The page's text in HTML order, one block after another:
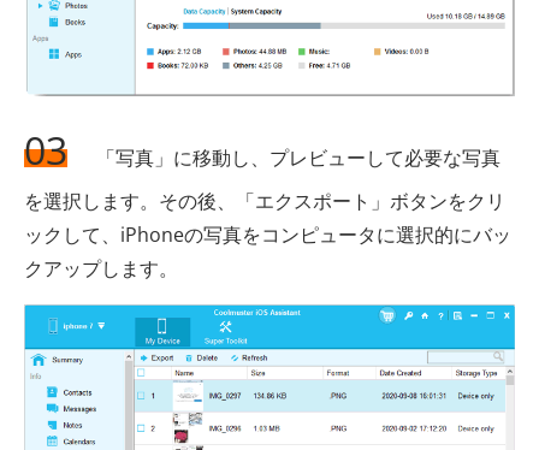
03
「写真」に移動し、プレビューして必要な写真
を選択します。その後、「エクスポート」ボタンをクリ
ックして、iPhoneの写真をコンピュータに選択的にバッ
クアップします。